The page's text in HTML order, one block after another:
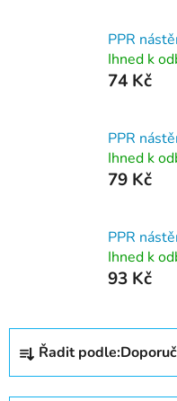
PPR
Ihned k
74 Kč
PPR
Ihned k
79 Kč
PPR
Ihned k
93 Kč
Ř
z
Řadit podle: